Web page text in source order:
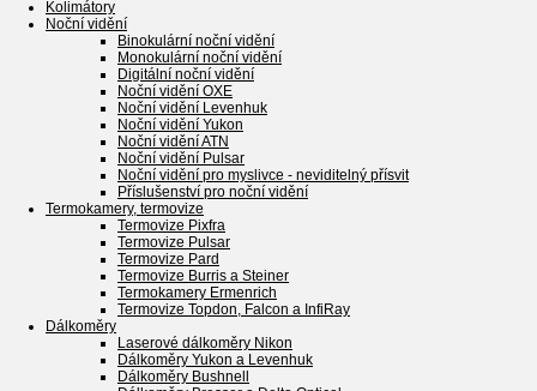
Kolimátory
Noční vidění
Binokulární noční vidění
Monokulární noční vidění
Digitální noční vidění
Noční vidění OXE
Noční vidění Levenhuk
Noční vidění Yukon
Noční vidění ATN
Noční vidění Pulsar
Noční vidění pro myslivce - neviditelný přísvit
Příslušenství pro noční vidění
Termokamery, termovize
Termovize Pixfra
Termovize Pulsar
Termovize Pard
Termovize Burris a Steiner
Termokamery Ermenrich
Termovize Topdon, Falcon a InfiRay
Dálkoměry
Laserové dálkoměry Nikon
Dálkoměry Yukon a Levenhuk
Dálkoměry Bushnell